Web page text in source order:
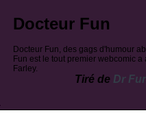
Docteur Fun
Docteur Fun, des gags d'humour
Fun est le tout premier webcomic
Farley.
Tiré de Dr